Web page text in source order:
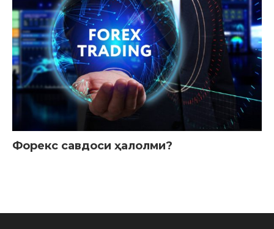
Форекс савдоси ҳалолми?